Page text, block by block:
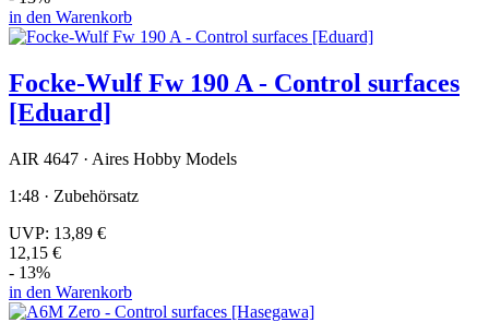
in den Warenkorb
Focke-Wulf Fw 190 A - Control surfaces
[Eduard]
AIR 4647 · Aires Hobby Models
1:48 · Zubehörsatz
UVP: 13,89 €
12,15 €
- 13%
in den Warenkorb